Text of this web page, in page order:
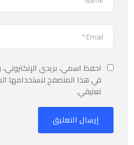
احفظ اسمي، بريدي
في هذا المتصفح لاستخدامها
تعليقي.